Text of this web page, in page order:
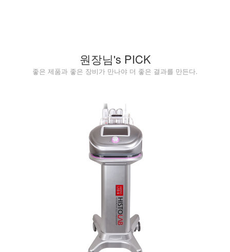
원장님's PICK
좋은 제품과 좋은 장비가 만나야 더 좋은 결과를 만든다.